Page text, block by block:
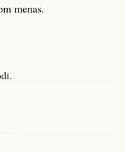
menas.